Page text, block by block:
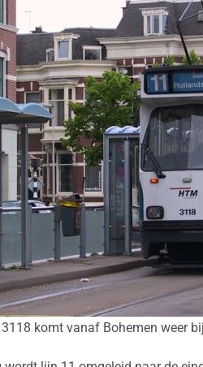
3118 komt vanaf Bohemen weer